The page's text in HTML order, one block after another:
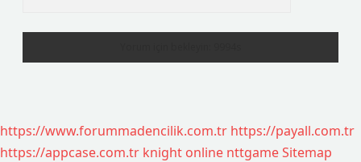
https://www.forummadencilik.com.tr https://payall.com.tr
https://appcase.com.tr knight online nttgameSitemap